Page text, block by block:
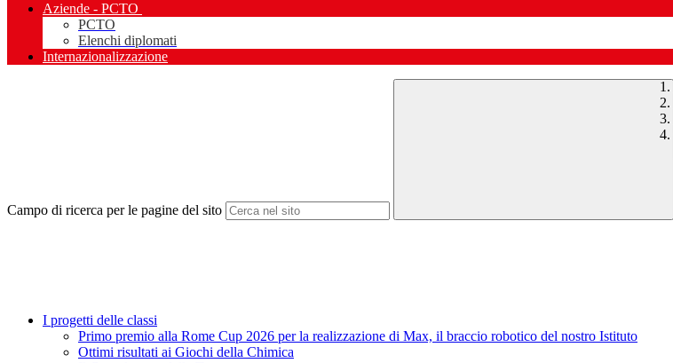
Aziende - PCTO
PCTO
Elenchi diplomati
Internazionalizzazione
Campo di ricerca per le pagine del sito
I progetti delle classi
Primo premio alla Rome Cup 2026 per la realizzazione di Max, il braccio robotico del nostro Istituto
Ottimi risultati ai Giochi della Chimica